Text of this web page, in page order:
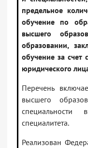
предельное
обучение по
высшего
образовании,
обучение за счет
юридического
Перечень
высшего
специалитета.
Реализован